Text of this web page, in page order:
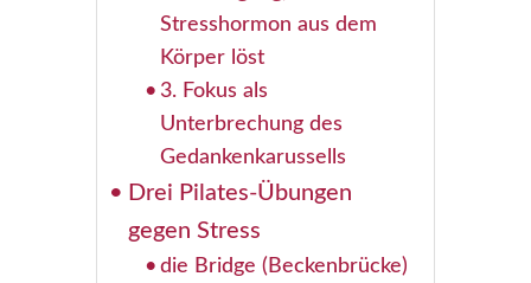
Stresshormon aus dem
Körper löst
3. Fokus als
Unterbrechung des
Gedankenkarussells
Drei Pilates-Übungen
gegen Stress
die Bridge (Beckenbrücke)